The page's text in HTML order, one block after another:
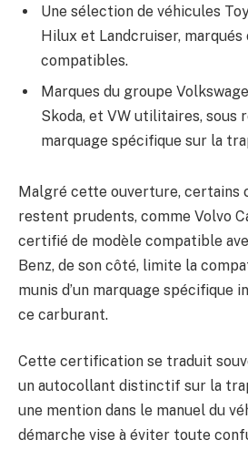
Une sélection de véhicules
Hilux et Landcruiser,
compatibles.
Marques du groupe
Skoda, et VW utilitaires, sous
marquage spécifique sur la
Malgré cette ouverture, certains
restent prudents, comme Volvo
certifié de modèle compatible
Benz, de son côté, limite la
munis d’un marquage spécifique
ce carburant.
Cette certification se traduit
un autocollant distinctif sur la
une mention dans le manuel du
démarche vise à éviter toute